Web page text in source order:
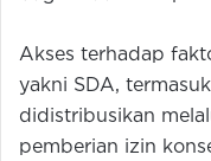
Akses terhadap
yakni SDA,
didistribusikan
pemberian izin